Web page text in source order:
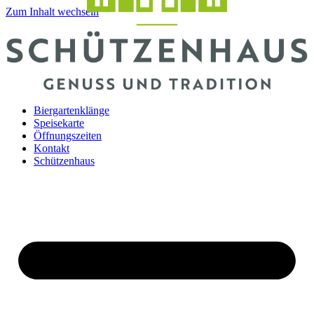
Zum Inhalt wechseln
Biergartenklänge
Speisekarte
Öffnungszeiten
Kontakt
Schützenhaus